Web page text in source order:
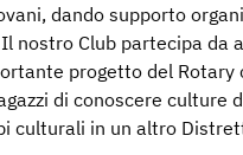
dando supporto
nostro Club partecipa da
progetto del Rotary
di conoscere culture
culturali in un altro